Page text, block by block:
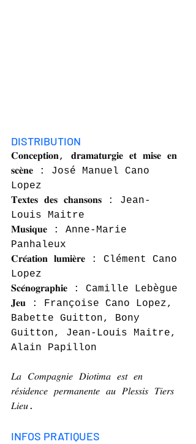
DISTRIBUTION
𝐂𝐨𝐧𝐜𝐞𝐩𝐭𝐢𝐨𝐧, 𝐝𝐫𝐚𝐦𝐚𝐭𝐮𝐫𝐠𝐢𝐞 𝐞𝐭 𝐦𝐢𝐬𝐞 𝐞𝐧
𝐬𝐜𝐞̀𝐧𝐞 : José Manuel Cano
Lopez
𝐓𝐞𝐱𝐭𝐞𝐬 𝐝𝐞𝐬 𝐜𝐡𝐚𝐧𝐬𝐨𝐧𝐬 : Jean-
Louis Maitre
𝐌𝐮𝐬𝐢𝐪𝐮𝐞 : Anne-Marie
Panhaleux
𝐂𝐫𝐞́𝐚𝐭𝐢𝐨𝐧 𝐥𝐮𝐦𝐢𝐞̀𝐫𝐞 : Clément Cano
Lopez
𝐒𝐜𝐞́𝐧𝐨𝐠𝐫𝐚𝐩𝐡𝐢𝐞 : Camille Lebègue
𝐉𝐞𝐮 : Françoise Cano Lopez,
Babette Guitton, Bony
Guitton, Jean-Louis Maitre,
Alain Papillon
𝐿𝑎 𝐶𝑜𝑚𝑝𝑎𝑔𝑛𝑖𝑒 𝐷𝑖𝑜𝑡𝑖𝑚𝑎 𝑒𝑠𝑡 𝑒𝑛
𝑟𝑒́𝑠𝑖𝑑𝑒𝑛𝑐𝑒 𝑝𝑒𝑟𝑚𝑎𝑛𝑒𝑛𝑡𝑒 𝑎𝑢 𝑃𝑙𝑒𝑠𝑠𝑖𝑠 𝑇𝑖𝑒𝑟𝑠
𝐿𝑖𝑒𝑢.
INFOS PRATIQUES